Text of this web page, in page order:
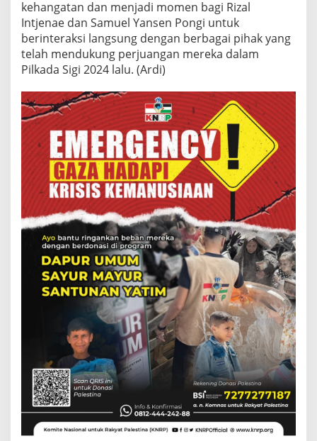
kehangatan dan menjadi momen bagi Rizal
Intjenae dan Samuel Yansen Pongi untuk
berinteraksi langsung dengan berbagai pihak yang
telah mendukung perjuangan mereka dalam
Pilkada Sigi 2024 lalu. (Ardi)